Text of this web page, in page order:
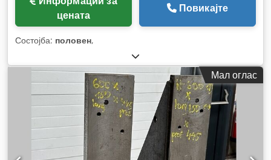
цената
Повикајте
Состојба: половен,
Мал оглас